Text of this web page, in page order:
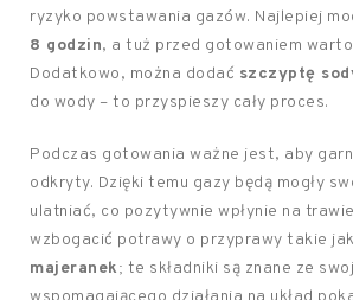
ryzyko powstawania gazów. Najlepiej
8 godzin, a tuż przed gotowaniem
Dodatkowo, można dodać szczyptę
do wody – to przyspieszy cały proces.
Podczas gotowania ważne jest, aby
odkryty. Dzięki temu gazy będą mogły
ulatniać, co pozytywnie wpłynie na
wzbogacić potrawy o przyprawy takie jak
majeranek; te składniki są znane ze